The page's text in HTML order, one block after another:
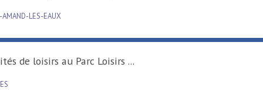
SAINT-AMAND-LES-EAUX
Activités de loisirs au Parc Loisirs ...